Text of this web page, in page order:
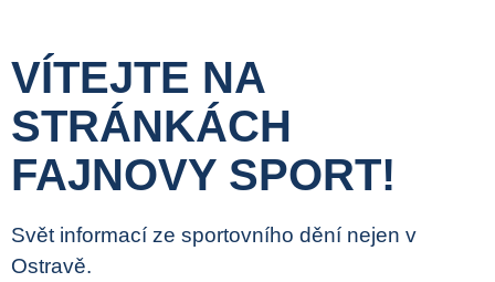
VÍTEJTE NA
STRÁNKÁCH
FAJNOVY SPORT!
Svět informací ze sportovního dění nejen v
Ostravě.